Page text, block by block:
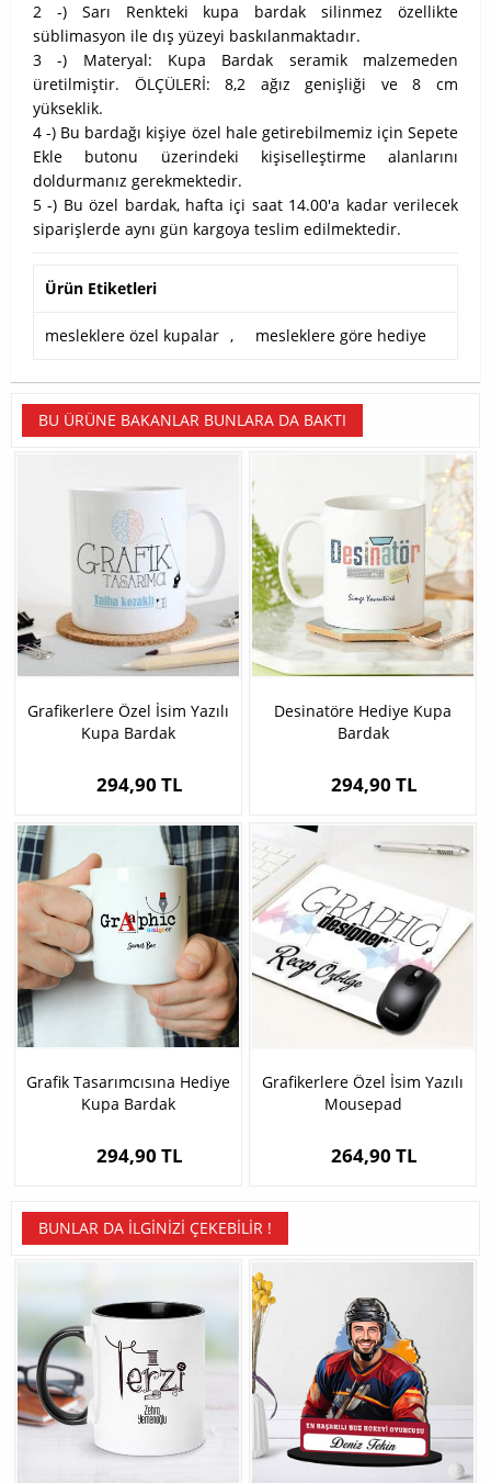
2 -) Sarı Renkteki kupa bardak silinmez özellikte
süblimasyon ile dış yüzeyi baskılanmaktadır.
3 -) Materyal: Kupa Bardak seramik malzemeden
üretilmiştir. ÖLÇÜLERİ: 8,2 ağız genişliği ve 8 cm
yükseklik.
4 -) Bu bardağı kişiye özel hale getirebilmemiz için Sepete
Ekle butonu üzerindeki kişiselleştirme alanlarını
doldurmanız gerekmektedir.
5 -) Bu özel bardak, hafta içi saat 14.00'a kadar verilecek
siparişlerde aynı gün kargoya teslim edilmektedir.
Ürün Etiketleri
mesleklere özel kupalar , mesleklere göre hediye
BU ÜRÜNE BAKANLAR BUNLARA DA BAKTI
Grafikerlere Özel İsim Yazılı
Kupa Bardak
294,90 TL
Desinatöre Hediye Kupa
Bardak
294,90 TL
Grafik Tasarımcısına Hediye
Kupa Bardak
294,90 TL
Grafikerlere Özel İsim Yazılı
Mousepad
264,90 TL
BUNLAR DA İLGINIZI ÇEKEBILIR !